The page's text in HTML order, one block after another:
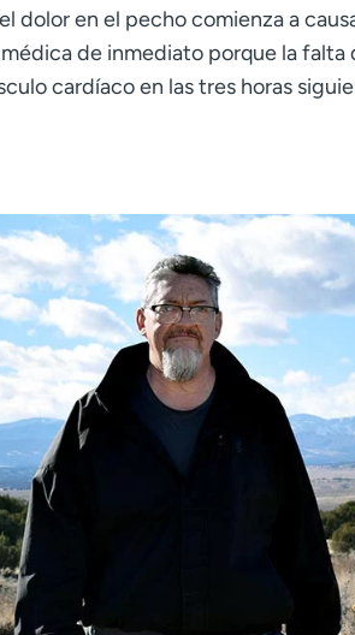
dolor en el pecho comienza a
de inmediato porque la falta
cardíaco en las tres horas